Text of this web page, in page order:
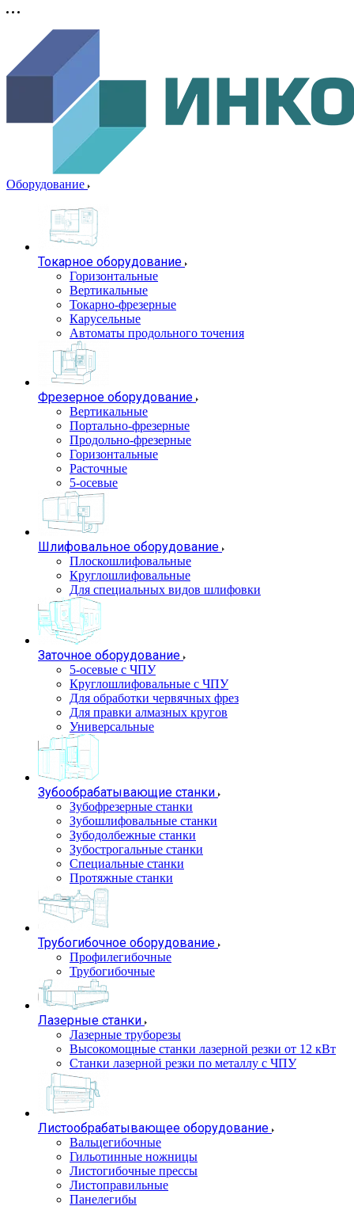
Оборудование
Токарное оборудование
Горизонтальные
Вертикальные
Токарно-фрезерные
Карусельные
Автоматы продольного точения
Фрезерное оборудование
Вертикальные
Портально-фрезерные
Продольно-фрезерные
Горизонтальные
Расточные
5-осевые
Шлифовальное оборудование
Плоскошлифовальные
Круглошлифовальные
Для специальных видов шлифовки
Заточное оборудование
5-осевые с ЧПУ
Круглошлифовальные с ЧПУ
Для обработки червячных фрез
Для правки алмазных кругов
Универсальные
Зубообрабатывающие станки
Зубофрезерные станки
Зубошлифовальные станки
Зубодолбежные станки
Зубострогальные станки
Специальные станки
Протяжные станки
Трубогибочное оборудование
Профилегибочные
Трубогибочные
Лазерные станки
Лазерные труборезы
Высокомощные станки лазерной резки от 12 кВт
Станки лазерной резки по металлу с ЧПУ
Листообрабатывающее оборудование
Вальцегибочные
Гильотинные ножницы
Листогибочные прессы
Листоправильные
Панелегибы